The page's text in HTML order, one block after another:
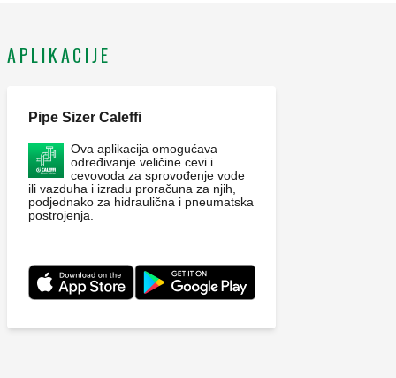
APLIKACIJE
Pipe Sizer Caleffi
Ova aplikacija omogućava
određivanje veličine cevi i
cevovoda za sprovođenje vode
ili vazduha i izradu proračuna za njih,
podjednako za hidraulična i pneumatska
postrojenja.